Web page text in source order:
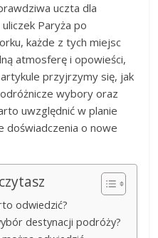
uczta dla
Paryża po
każde z tych miejsc
atmosferę i opowieści,
przyjrzymy się, jak
wybory oraz
uwzględnić w planie
doświadczenia o nowe
odwiedzić?
destynacji podróży?